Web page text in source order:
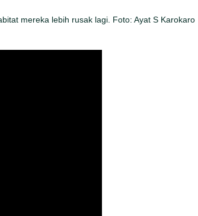
mereka lebih rusak lagi. Foto: Ayat S Karokaro